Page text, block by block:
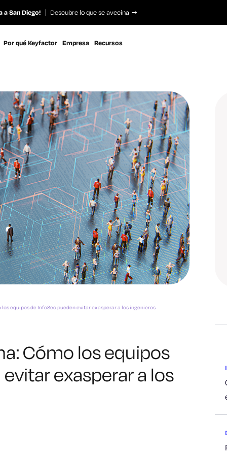
a San Diego! Descubre lo que se avecina
Por qué Keyfactor Empresa Recursos
los equipos de InfoSec pueden evitar exasperar a los ingenieros
Cómo los equipos
exasperar a los